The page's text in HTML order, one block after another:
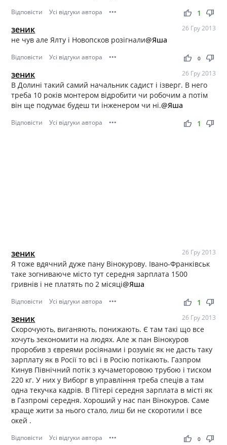
Відповісти Усі відгуки автора ••• thumb_up thumb_down
1
зеник 26 Гру 2013
не чув але Ялту і Новопсков розігнали@Яша
Відповісти Усі відгуки автора ••• thumb_up thumb_down
0
зеник 26 Гру 2013
В Долині такий самий начальник садист і ізверг. В него
треба 10 років монтером відробити чи робочим а потім
він ще подумає будеш ти інженером чи ні.@Яша
Відповісти Усі відгуки автора ••• thumb_up thumb_down
1
зеник 26 Гру 2013
Я тоже вдячний дуже пану Вінокурову. Івано-Франківськ
таке зогниваюче місто тут середня зарплата 1500
гривнів і не платять по 2 місяці@Яша
Відповісти Усі відгуки автора ••• thumb_up thumb_down
1
зеник 26 Гру 2013
Скорочують, виганяють, понижають. Є там такі що все
хочуть зекономити на людях. Але ж пан Вінокуров
проробив з євреями росіянами і розуміє як не дасть таку
зарплату як в Росії то всі і в Росію потікають. Газпром
Кинув Північний потік з кучаметоровою трубою і тиском
220 кг. У них у Виборг в управління треба спеців а там
одна текучка кадрів. В Пітері середня зарплата в місті як
в Газпромі середня. Хороший у нас пан Вінокуров. Саме
краще жити за нього стало, лиш би не скоротили і все
окей .
Відповісти Усі відгуки автора ••• thumb_up thumb_down
0